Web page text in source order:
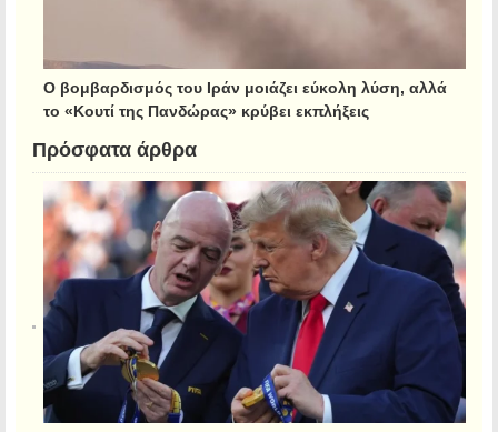
Ο βομβαρδισμός του Ιράν μοιάζει εύκολη λύση, αλλά
το «Κουτί της Πανδώρας» κρύβει εκπλήξεις
Πρόσφατα άρθρα